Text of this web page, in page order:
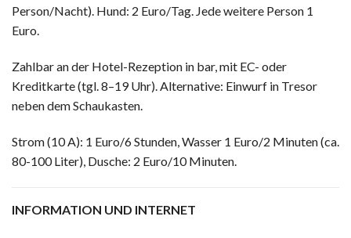
Person/Nacht). Hund: 2 Euro/Tag. Jede weitere Person 1
Euro.
Zahlbar an der Hotel-Rezeption in bar, mit EC- oder
Kreditkarte (tgl. 8–19 Uhr). Alternative: Einwurf in Tresor
neben dem Schaukasten.
Strom (10 A): 1 Euro/6 Stunden, Wasser 1 Euro/2 Minuten (ca.
80-100 Liter), Dusche: 2 Euro/10 Minuten.
INFORMATION UND INTERNET